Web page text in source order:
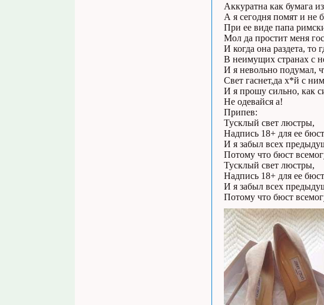
Аккуратна как бумага
А я сегодня помят и не
При ее виде папа
Мол да простит меня
И когда она раздета, то
В неимущих странах с
И я невольно подумал,
Свет гаснет,да х*й с
И я прошу сильно, как
Не одевайся а!
Припев:
Тусклый свет люстры,
Надпись 18+ для ее
И я забыл всех
Потому что бюст
Тусклый свет люстры,
Надпись 18+ для ее
И я забыл всех
Потому что бюст